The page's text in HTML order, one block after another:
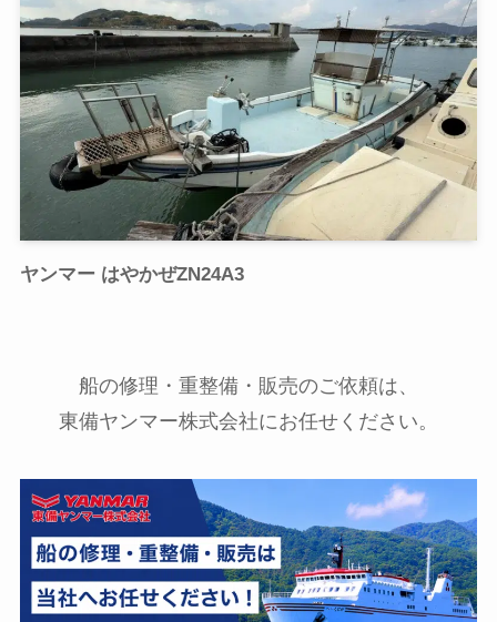
ヤンマー はやかぜZN24A3
船の修理・重整備・販売のご依頼は、
東備ヤンマー株式会社にお任せください。